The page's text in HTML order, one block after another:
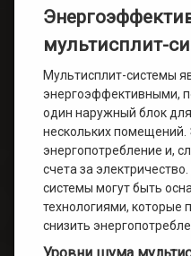
мультисплит-
Мультисплит-системы
энергоэффективными,
один наружный блок
нескольких помещений.
энергопотребление и,
счета за
системы могут быть
технологиями,
снизить
Уровни шума